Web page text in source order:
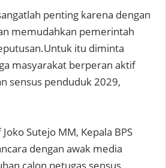
penting karena dengan
memudahkan pemerintah
itu diminta
masyarakat berperan aktif
sensus penduduk 2029,
Sutejo MM, Kepala BPS
dengan awak media